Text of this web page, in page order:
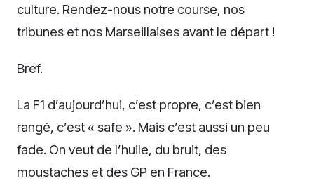
culture. Rendez-nous notre course, nos
tribunes et nos Marseillaises avant le départ !
Bref.
La F1 d’aujourd’hui, c’est propre, c’est bien
rangé, c’est « safe ». Mais c’est aussi un peu
fade. On veut de l’huile, du bruit, des
moustaches et des GP en France.